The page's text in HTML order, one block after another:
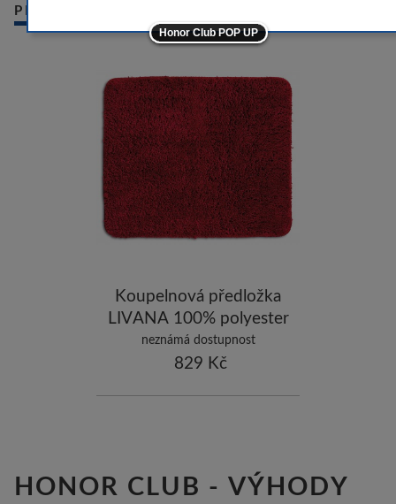
PRODUKTY
Koupelnová předložka
LIVANA 100% polyester
120x70cm červená
neznámá dostupnost
829 Kč
HONOR CLUB - VÝHODY
-5%
ostatní značky
Honor Club POP UP